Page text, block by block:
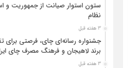
ستون استوار صیانت از جمهوریت و
نظام
3 هفته قبل
جشنواره رسانه‌ای چای، فرصتی برای
برند لاهیجان و فرهنگ مصرف چای
3 هفته قبل